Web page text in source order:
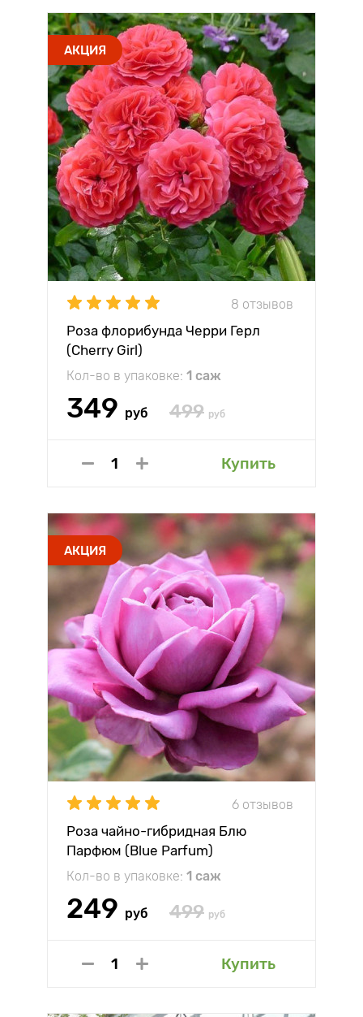
АКЦИЯ
8 отзывов
Роза флорибунда Черри Герл
(Cherry Girl)
Кол-во в упаковке: 1 саж
349 руб 499 руб
Купить
АКЦИЯ
6 отзывов
Роза чайно-гибридная Блю
Парфюм (Blue Parfum)
Кол-во в упаковке: 1 саж
249 руб 499 руб
Купить